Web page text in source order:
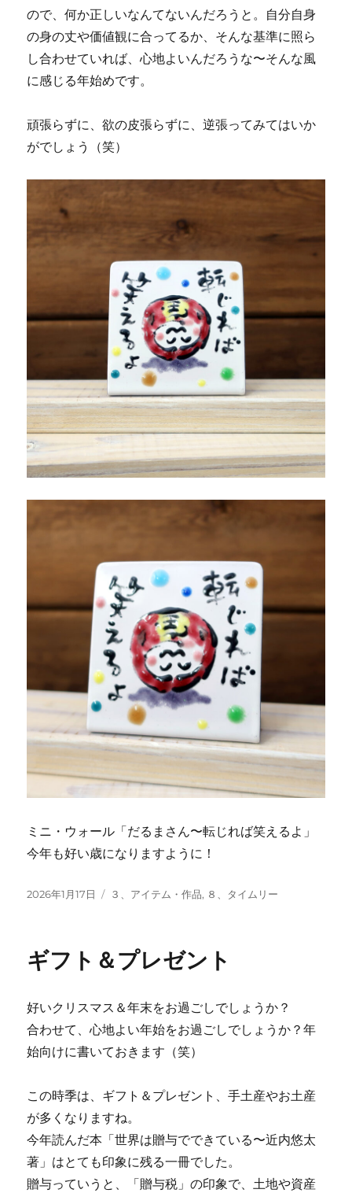
ので、何か正しいなんてないんだろうと。自分自身
の身の丈や価値観に合ってるか、そんな基準に照ら
し合わせていれば、心地よいんだろうな〜そんな風
に感じる年始めです。
頑張らずに、欲の皮張らずに、逆張ってみてはいか
がでしょう（笑）
ミニ・ウォール「だるまさん〜転じれば笑えるよ」
今年も好い歳になりますように！
投
2026年1月17日
カ
ー
３、アイテム・作品, ８、タイムリー
ギフト＆プレゼント
好いクリスマス＆年末をお過ごしでしょうか？
合わせて、心地よい年始をお過ごしでしょうか？年
始向けに書いておきます（笑）
この時季は、ギフト＆プレゼント、手土産やお土産
が多くなりますね。
今年読んだ本「世界は贈与でできている〜近内悠太
著」はとても印象に残る一冊でした。
贈与っていうと、「贈与税」の印象で、土地や資産